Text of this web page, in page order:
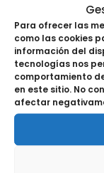
Para ofrecer las
como las cookies
información del
tecnologías nos
comportamiento
en este sitio. No
afectar
acceso
Nuestras
aportan valor
la seguridad,
eficiencia y
entradas y